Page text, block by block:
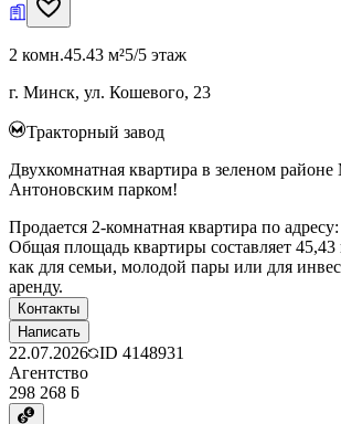
2 комн.45.43 м²5/5 этаж
г. Минск, ул. Кошевого, 23
Тракторный завод
Двухкомнатная квартира в зеленом
Антоновским парком!
Продается 2-комнатная квартира по
Общая площадь квартиры составляет
как для семьи, молодой пары или для
аренду.
Контакты
Написать
22.07.2026 ID 4148931
Агентство
298 268 ƃ